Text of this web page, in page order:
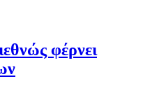
φέρνει